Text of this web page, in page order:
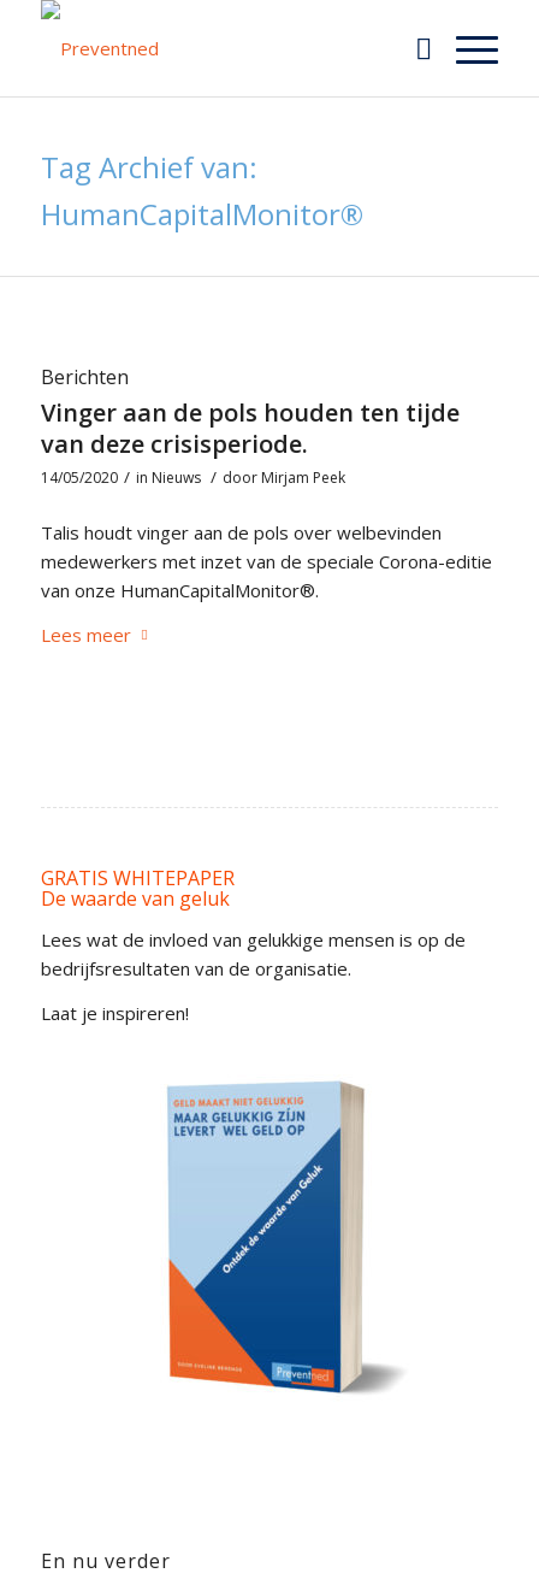
Tag Archief van:
HumanCapitalMonitor®
Berichten
Vinger aan de pols houden ten tijde
van deze crisisperiode.
14/05/2020 / in Nieuws / door Mirjam Peek
Talis houdt vinger aan de pols over welbevinden
medewerkers met inzet van de speciale Corona-editie
van onze HumanCapitalMonitor®.
Lees meer
GRATIS WHITEPAPER
De waarde van geluk
Lees wat de invloed van gelukkige mensen is op de
bedrijfsresultaten van de organisatie.
Laat je inspireren!
En nu verder